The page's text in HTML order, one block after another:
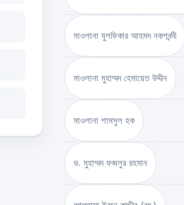
মাওলানা যুলফিকার আহমদ নকশবন্দী
মাওলানা মুহাম্মদ হেমায়েত উদ্দীন
মাওলানা শামসুল হক
ড. মুহাম্মদ ফজলুর রহমান